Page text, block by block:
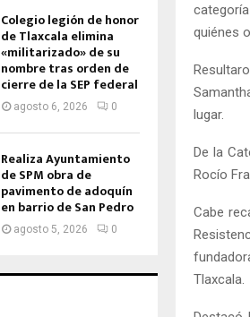
quiénes
lugar.
De la
Rocío
Cabe
Tlaxcala.
Colegio legión de honor
de Tlaxcala elimina
«militarizado» de su
nombre tras orden de
cierre de la SEP federal
agosto 6, 2026 0
Realiza Ayuntamiento
de SPM obra de
pavimento de adoquín
en barrio de San Pedro
agosto 5, 2026 0